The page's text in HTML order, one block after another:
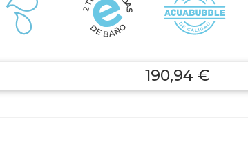
190,94 €